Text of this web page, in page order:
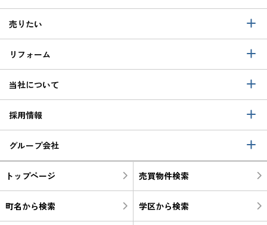
売りたい
リフォーム
当社について
採用情報
グループ会社
トップページ 売買物件検索
町名から検索 学区から検索